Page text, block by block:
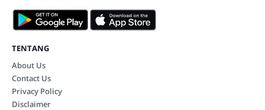
TENTANG
About Us
Contact Us
Privacy Policy
Disclaimer